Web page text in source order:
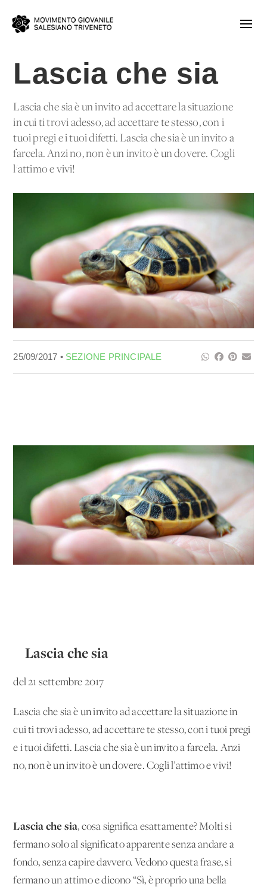
Lascia che sia
Lascia che sia è un invito ad accettare la situazione
in cui ti trovi adesso, ad accettare te stesso, con i
tuoi pregi e i tuoi difetti. Lascia che sia è un invito a
farcela. Anzi no, non è un invito è un dovere. Cogli
l'attimo e vivi!
25/09/2017 • SEZIONE PRINCIPALE
Lascia che sia
del 21 settembre 2017
Lascia che sia è un invito ad accettare la situazione in
cui ti trovi adesso, ad accettare te stesso, con i tuoi pregi
e i tuoi difetti. Lascia che sia è un invito a farcela. Anzi
no, non è un invito è un dovere. Cogli l’attimo e vivi!
Lascia che sia, cosa significa esattamente? Molti si
fermano solo al significato apparente senza andare a
fondo, senza capire davvero. Vedono questa frase, si
fermano un attimo e dicono “Sì, è proprio una bella